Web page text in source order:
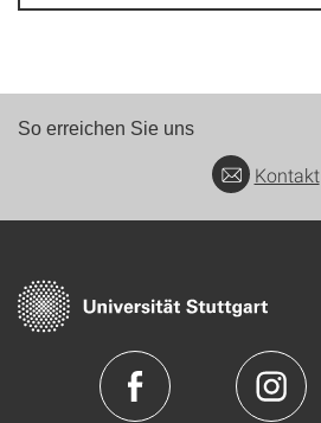
So erreichen Sie uns
Kontakt